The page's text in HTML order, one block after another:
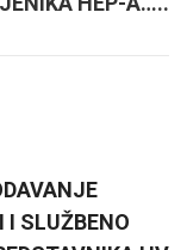
I SLUŽBENO